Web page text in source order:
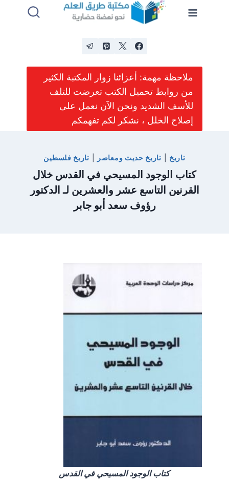
ملاحظة مهمة: أعزائنا زوار المكتبة الكثير
من روابط تحميل الكتب تعرضت للتلف
للأسف الشديد ونحن الآن نعمل على
إصلاح الخلل ، نشكر لكم تفهمكم
تاريخ تاريخ حديث ومعاصر تاريخ فلسطين
كتاب الوجود المسيحي في القدس خلال
القرنين التاسع عشر والعشرين لـ الدكتور
رؤوف سعد أبو جابر
كتاب الوجود المسيحي في القدس